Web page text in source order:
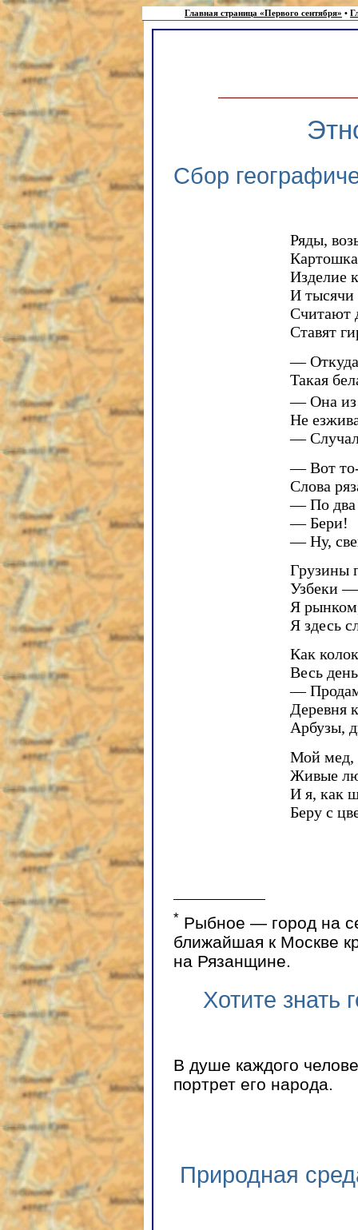
Главная страница «Первого сентября» •
Сбор
Ряды,
Изделие
И тысячи
Считают
Ставят
— Откуда
Такая
— Она из
Не
—
— Вот
Слова
— По два
— Бери!
— Ну,
Грузины
Узбеки —
Я
Я здесь
Как
Весь
—
Деревня
Арбузы,
Мой мед,
Живые
И я, как
Беру с
* Рыбное — город на
ближайшая к Москве
на Рязанщине.
Хотите знать
В душе каждого
портрет его народа.
Природная